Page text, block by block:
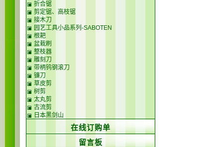
折合锯
剪定锯、高枝锯
接木刀
园艺工具小品系列-SABOTEN
根耙
盆栽刷
整枝器
雕刻刀
带柄钨钢滚刀
镰刀
草皮剪
树剪
太丸剪
古流剪
日本黑剑山
在线订购单
留言板